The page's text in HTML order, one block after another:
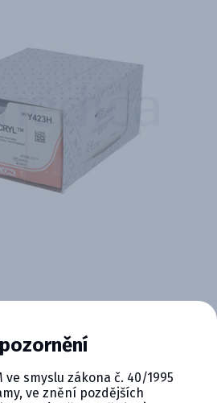
ve smyslu zákona č. 40/1995
ve znění pozdějších